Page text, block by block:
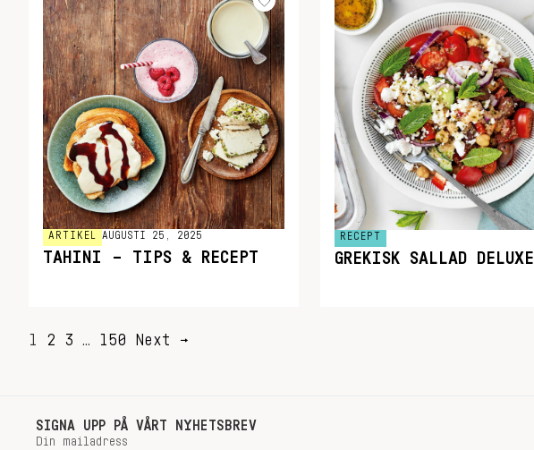
ARTIKEL AUGUSTI 25, 2025
TAHINI – TIPS & RECEPT
RECEPT
GREKISK SALLAD DELUXE
SIDNUMRERING
1 2 3 … 150 Next →
SIGNA UPP PÅ VÅRT NYHETSBREV